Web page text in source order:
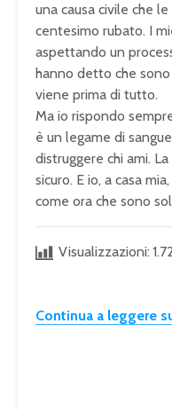
una causa civile che
centesimo rubato. I
aspettando un
hanno detto che
viene prima di tutto.
Ma io rispondo
è un legame di
distruggere chi ami.
sicuro. E io, a casa
come ora che sono
Visualizzazioni:
Continua a leggere